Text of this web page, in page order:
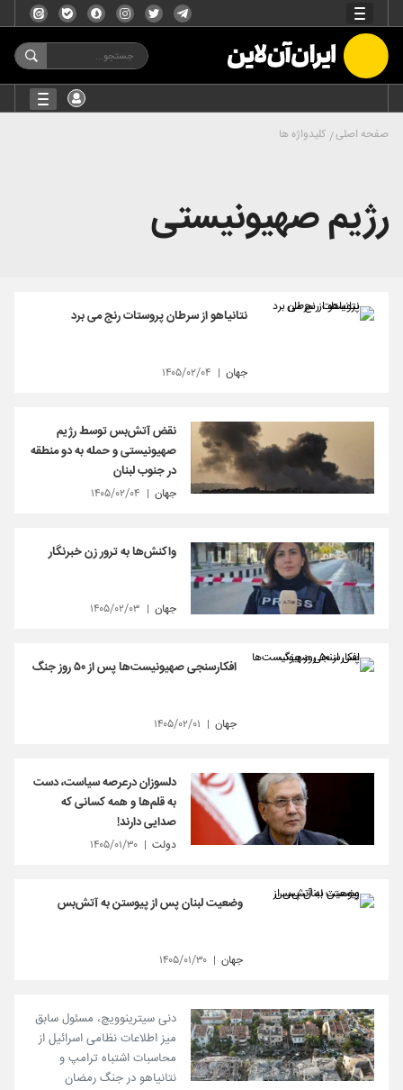
صفحه اصلی کلیدواژه ها
رژیم صهیونیستی
نتانیاهو از سرطان پروستات رنج می برد
جهان ۱۴۰۵/۰۲/۰۴
نقض آتش‌بس توسط رژیم
صهیونیستی و حمله به دو منطقه
در جنوب لبنان
جهان ۱۴۰۵/۰۲/۰۴
واکنش‌ها به ترور زن خبرنگار
جهان ۱۴۰۵/۰۲/۰۳
افکارسنجی صهیونیست‌ها پس از ۵۰ روز جنگ
جهان ۱۴۰۵/۰۲/۰۱
دلسوزان درعرصه سیاست، دست
به قلم‌ها و همه کسانی که
صدایی دارند!
دولت ۱۴۰۵/۰۱/۳۰
وضعیت لبنان پس از پیوستن به آتش‌بس
جهان ۱۴۰۵/۰۱/۳۰
دنی سیترینوویچ، مسئول سابق
میز اطلاعات نظامی اسرائیل از
محاسبات اشتباه ترامپ و
نتانیاهو در جنگ رمضان